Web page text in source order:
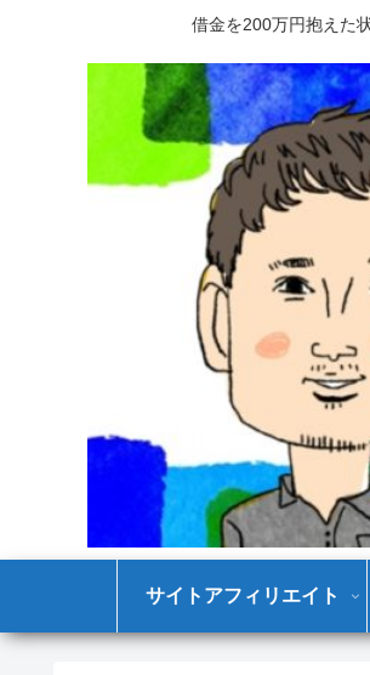
借金を200万円抱えた
サイトアフィリエイト